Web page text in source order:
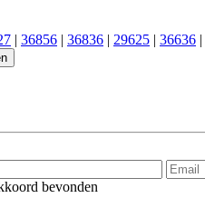
36856 36836 29625 36636
bevonden